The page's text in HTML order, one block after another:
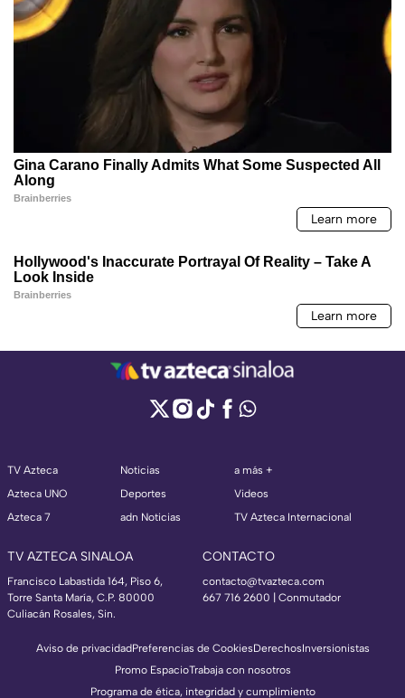
TV Azteca
Azteca UNO
Azteca 7
Noticias
Deportes
adn Noticias
a más +
Videos
TV Azteca Internacional
TV AZTECA SINALOA
Francisco Labastida 164, Piso 6,
Torre Santa María, C.P. 80000
Culiacán Rosales, Sin.
CONTACTO
contacto@tvazteca.com
667 716 2600 | Conmutador
Aviso de privacidadPreferencias de CookiesDerechosInversionistas
Promo EspacioTrabaja con nosotros
Programa de ética, integridad y cumplimiento